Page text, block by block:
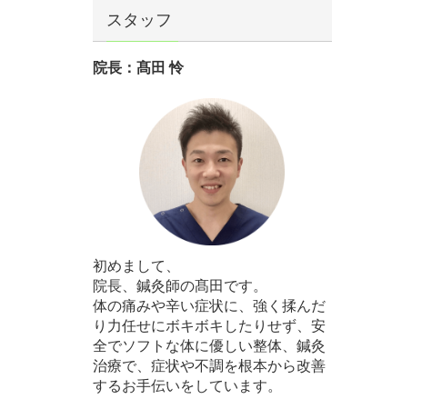
スタッフ
院長：髙田 怜
初めまして、
院長、鍼灸師の髙田です。
体の痛みや辛い症状に、強く揉んだ
り力任せにボキボキしたりせず、安
全でソフトな体に優しい整体、鍼灸
治療で、症状や不調を根本から改善
するお手伝いをしています。